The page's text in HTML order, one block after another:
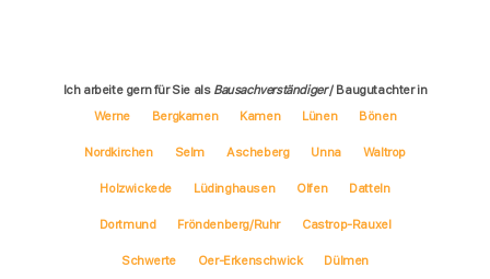
Ich arbeite gern für Sie als Bausachverständiger/ Baugutachter in
Werne
Bergkamen Kamen Lünen Bönen
Nordkirchen Selm Ascheberg Unna Waltrop
Holzwickede Lüdinghausen Olfen Datteln
Dortmund Fröndenberg/Ruhr Castrop-Rauxel
Schwerte Oer-Erkenschwick Dülmen